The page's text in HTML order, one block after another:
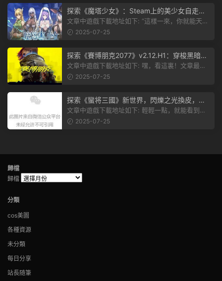
探索《魔塔少女》：Steam上的美少女自走
棋，戰鬥與策略的雙重盛宴！
文章中遊戲下載地址如下: “這樣一來，你就能天天
2025-07-25
探索《賽博朋克2077》v2.12.H1：穿梭黑暗都
市，感受未來世界的震撼
文章中遊戲下載地址如下: 嘿，看這裏！文章最後
有個圖片，點一下就能加入我們的...
2025-07-25
探索《蠻将三國》新世界，閃爍之光換皮，共
赴手遊盛宴！
文章中遊戲下載地址如下: 輕輕一點，就能看到原
文。 滑動一下屏幕，就能看到...
2025-07-25
歸檔
歸檔
分類
cos美圖
各種資源
未分類
每日分享
站長随筆